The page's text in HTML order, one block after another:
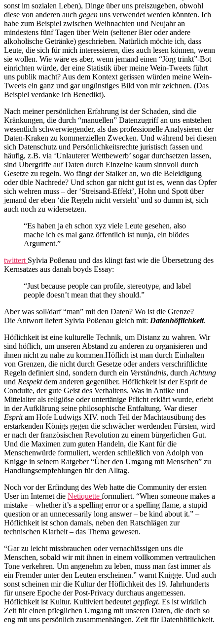
sonst im sozialen Leben), Dinge über uns preiszugeben, obwohl
diese von anderen auch gegen uns verwendet werden könnten. Ich
habe zum Beispiel zwischen Weihnachten und Neujahr an
mindestens fünf Tagen über Wein (seltener Bier oder andere
alkoholische Getränke) geschrieben. Natürlich möchte ich, dass
Leute, die sich für mich interessieren, dies auch lesen können, wenn
sie wollen. Wie wäre es aber, wenn jemand einen “Jörg trinkt”-Bot
einrichten würde, der eine Statistik über meine Wein-Tweets führt
uns publik macht? Aus dem Kontext gerissen würden meine Wein-
Tweets ein ganz und gar ungünstiges Bild von mir zeichnen. (Das
Beispiel verdanke ich Benedikt).
Nach meiner persönlichen Erfahrung ist der Schaden, sind die
Kränkungen, die durch “manuellen” Datenzugriff an uns entstehen
wesentlich schwerwiegender, als das professionelle Analysieren der
Daten-Kraken zu kommerziellen Zwecken. Und während bei diesen
sich Datenschutz und Persönlichkeitsrechte juristisch fassen und
häufig, z.B. via ‘Unlauterer Wettbewerb’ sogar durchsetzen lassen,
sind Übergriffe auf Daten durch Einzelne kaum sinnvoll durch
Gesetze zu regeln. Wo fängt der Stalker an, wo die Beleidigung
oder üble Nachrede? Und schon gar nicht gut ist es, wenn das Opfer
sich wehren muss – der ‘Streisand-Effekt’, Hohn und Spott über
jemand der eben ‘die Regeln nicht versteht’ und so dumm ist, sich
auch noch zu widersetzen.
“Es haben ja eh schon xyz viele Leute gesehen, also
mache ich es mal ganz öffentlich ist nunja, ein blödes
Argument.”
twittert Sylvia Poßenau und das klingt fast wie die Übersetzung des
Kernsatzes aus danah boyds Essay:
“Just because people can profile, stereotype, and label
people doesn’t mean that they should.”
Aber was soll/darf “man” mit den Daten? Wo ist die Grenze?
Die Antwort liefert Sylvia Poßenau gleich mit: Datenhöflichkeit.
Höflichkeit ist eine kulturelle Technik, um Distanz zu wahren. Wir
sind höflich, um unseren Abstand zu anderen zu organisieren und
ihnen nicht zu nahe zu kommen.Höflich ist man durch Einhalten
von Grenzen, die nicht durch Gesetze oder anders verschriftlichte
Regeln definiert sind, sondern durch ein Verständnis, durch Achtung
und Respektdem anderen gegenüber. Höflichkeit ist der Esprit de
Conduite, der gute Geist des Verhaltens. Was in Antike und
Mittelalter als religiöse oder untertänige Pflicht erklärt wurde, erlebt
in der Aufklärung seine philosophische Entfaltung. War dieser
Espritam Hofe Ludwigs XIV. noch Teil der Machtausübung des
erstarkenden Königs gegen die schwächer werdenden Fürsten, wird
er nach der französischen Revolution zu einem bürgerlichen Gut.
Und die Maximen zum guten Handeln, die Kant für die
Menschenwürde formuliert, werden schließlich von Adolph von
Knigge in seinem Ratgeber “Über den Umgang mit Menschen” zu
Handlungsempfehlungen für den Alltag.
Noch vor der Erfindung des Web hatte die Community der ersten
User im Internet die Netiquette formuliert. “When someone makes a
mistake – whether it’s a spelling error or a spelling flame, a stupid
question or an unnecessarily long answer – be kind about it.” –
Höflichkeit ist schon damals, neben den Ratschlägen zur
technischen Klarheit – das Thema gewesen.
“Gar zu leicht missbrauchen oder vernachlässigen uns die
Menschen, sobald wir mit ihnen in einem vollkommen vertraulichen
Tone verkehren. Um angenehm zu leben, muss man fast immer als
ein Fremder unter den Leuten erscheinen.” warnt Knigge. Und auch
sonst scheinen mir die Kultur der Höflichkeit des 19. Jahrhunderts
für unsere Epoche der Post-Privacy durchaus angemessen.
Höflichkeit ist Kultur. Kultiviert bedeutet gepflegt. Es ist wirklich
Zeit für einen pfleglichen Umgang mit unseren Daten, die doch so
eng mit uns persönlich zusammenhängen. Zeit für Datenhöflichkeit.